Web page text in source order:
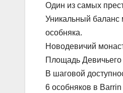
Один из самых
Уникальный баланс
особняка.
Новодевичий
Площадь
В шаговой
6 особняков в